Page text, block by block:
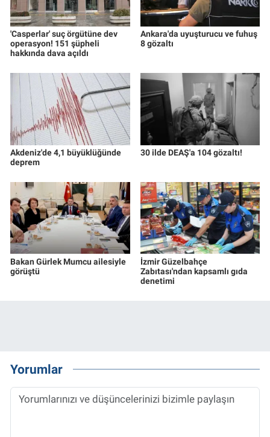
'Casperlar' suç örgütüne dev
operasyon! 151 şüpheli
hakkında dava açıldı
Ankara'da uyuşturucu ve fuhuş
8 gözaltı
Akdeniz'de 4,1 büyüklüğünde
deprem
30 ilde DEAŞ'a 104 gözaltı!
Bakan Gürlek Mumcu ailesiyle
görüştü
İzmir Güzelbahçe
Zabıtası'ndan kapsamlı gıda
denetimi
Yorumlar